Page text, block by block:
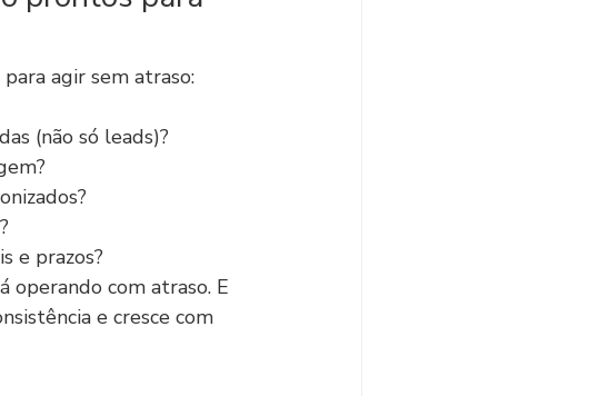
agir sem atraso:
(não só leads)?
e prazos?
operando com atraso. E
e cresce com